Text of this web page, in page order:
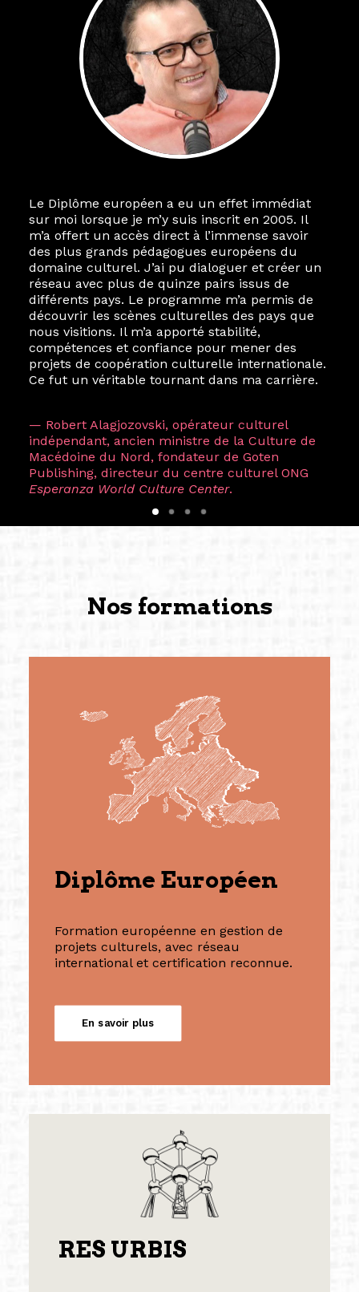
Le Diplôme européen a eu un effet immédiat
sur moi lorsque je m’y suis inscrit en 2005. Il
m’a offert un accès direct à l’immense savoir
des plus grands pédagogues européens du
domaine culturel. J’ai pu dialoguer et créer un
réseau avec plus de quinze pairs issus de
différents pays. Le programme m’a permis de
découvrir les scènes culturelles des pays que
nous visitions. Il m’a apporté stabilité,
compétences et confiance pour mener des
projets de coopération culturelle internationale.
Ce fut un véritable tournant dans ma carrière.
— Robert Alagjozovski, opérateur culturel
indépendant, ancien ministre de la Culture de
Macédoine du Nord, fondateur de Goten
Publishing, directeur du centre culturel ONG
Esperanza World Culture Center.
Nos formations
Diplôme Européen
Formation européenne en gestion de
projets culturels, avec réseau
international et certification reconnue.
En savoir plus
RES URBIS